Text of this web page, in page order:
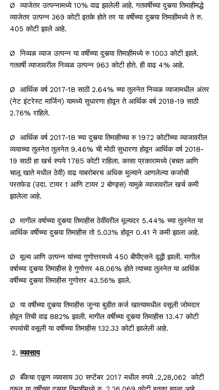
Ø व्याजेतर उत्पन्नामध्ये 10% वाढ झालेली आहे. गतवर्षीच्या दुसर्‍या तिमाहीमद्धे
व्याजेतर उत्पन्न 369 कोटी इतके होते तर या वर्षीच्या दुसर्‍या तिमाहीमध्ये ते रु.
405 कोटी झाले आहे.
Ø निव्वळ व्याज उत्पन्न या वर्षीच्या दुसर्‍या तिमाहीमध्ये रु 1003 कोटी झाले.
गतवर्षी व्याजावरील निव्वळ उत्पन्न 963 कोटी होते. ही वाढ 4% आहे.
Ø आर्थिक वर्ष 2017-18 साठी 2.64% च्या तुलनेत निव्वळ व्याजामधील अंतर
(नेट इंटरेस्ट मार्जिन) यामध्ये सुधारणा होवून ते आर्थिक वर्ष 2018-19 साठी
2.76% राहिले.
Ø आर्थिक वर्ष 2017-18 च्या दुसर्‍या तिमाहीच्या रु 1972 कोटींच्या व्याजावरील
व्ययाच्या तुलनेत तुलनेत 9.46% ची मोठी सुधारणा होवून आर्थिक वर्ष 2018-
19 साठी हा खर्च रुपये 1785 कोटी राहिला. कासा प्रकारामध्ये (बचत आणि
चालू खाते मधील ठेवी) वाढ याबरोबरच अधिक मुल्याने आणलेल्या कर्जाची
परतफेड (उदा. टायर 1 आणि टायर 2 बोण्ड्स) यामुळे व्याजावरील खर्च कमी
झालेला आहे.
Ø मागील वर्षाच्या दुसर्‍या तिमाहीस ठेवींवरील मूल्यदर 5.44% च्या तुलनेत या
आर्थिक वर्षीच्या दुसर्‍या तिमाहीस तो 5.03% होवून 0.41 ने कमी झाला आहे.
Ø मूल्य आणि उत्पन्न यांच्या गुणोत्तरमध्ये 450 बीपीएसने वृद्धी झाली. मागील
वर्षाच्या दुसर्‍या तिमाहीस हे गुणोत्तर 48.06% होते त्याच्या तुलनेत या आर्थिक
वर्षीच्या दुसर्‍या तिमाहीस गुणोत्तर 43.56% झाले.
Ø या वर्षीच्या दुसर्‍या तिमाहीस जुन्या बुडीत कर्ज खात्यामधील वसूली जोमदार
होवून तिची वाढ 882% झाली. मागील वर्षीच्या दुसर्‍या तिमाहीस 13.47 कोटी
रुपयांची वसूली या वर्षीच्या तिमाहीस 132.33 कोटी झालेली आहे.
व्यवसाय
Ø बँकेचा एकूण व्यवसाय 30 सप्टेंबर 2017 मधील रुपये .2,28,062 कोटी